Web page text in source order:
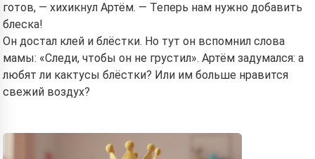
готов, — хихикнул Артём. — Теперь нам нужно добавить
блеска!
Он достал клей и блёстки. Но тут он вспомнил слова
мамы: «Следи, чтобы он не грустил». Артём задумался: а
любят ли кактусы блёстки? Или им больше нравится
свежий воздух?